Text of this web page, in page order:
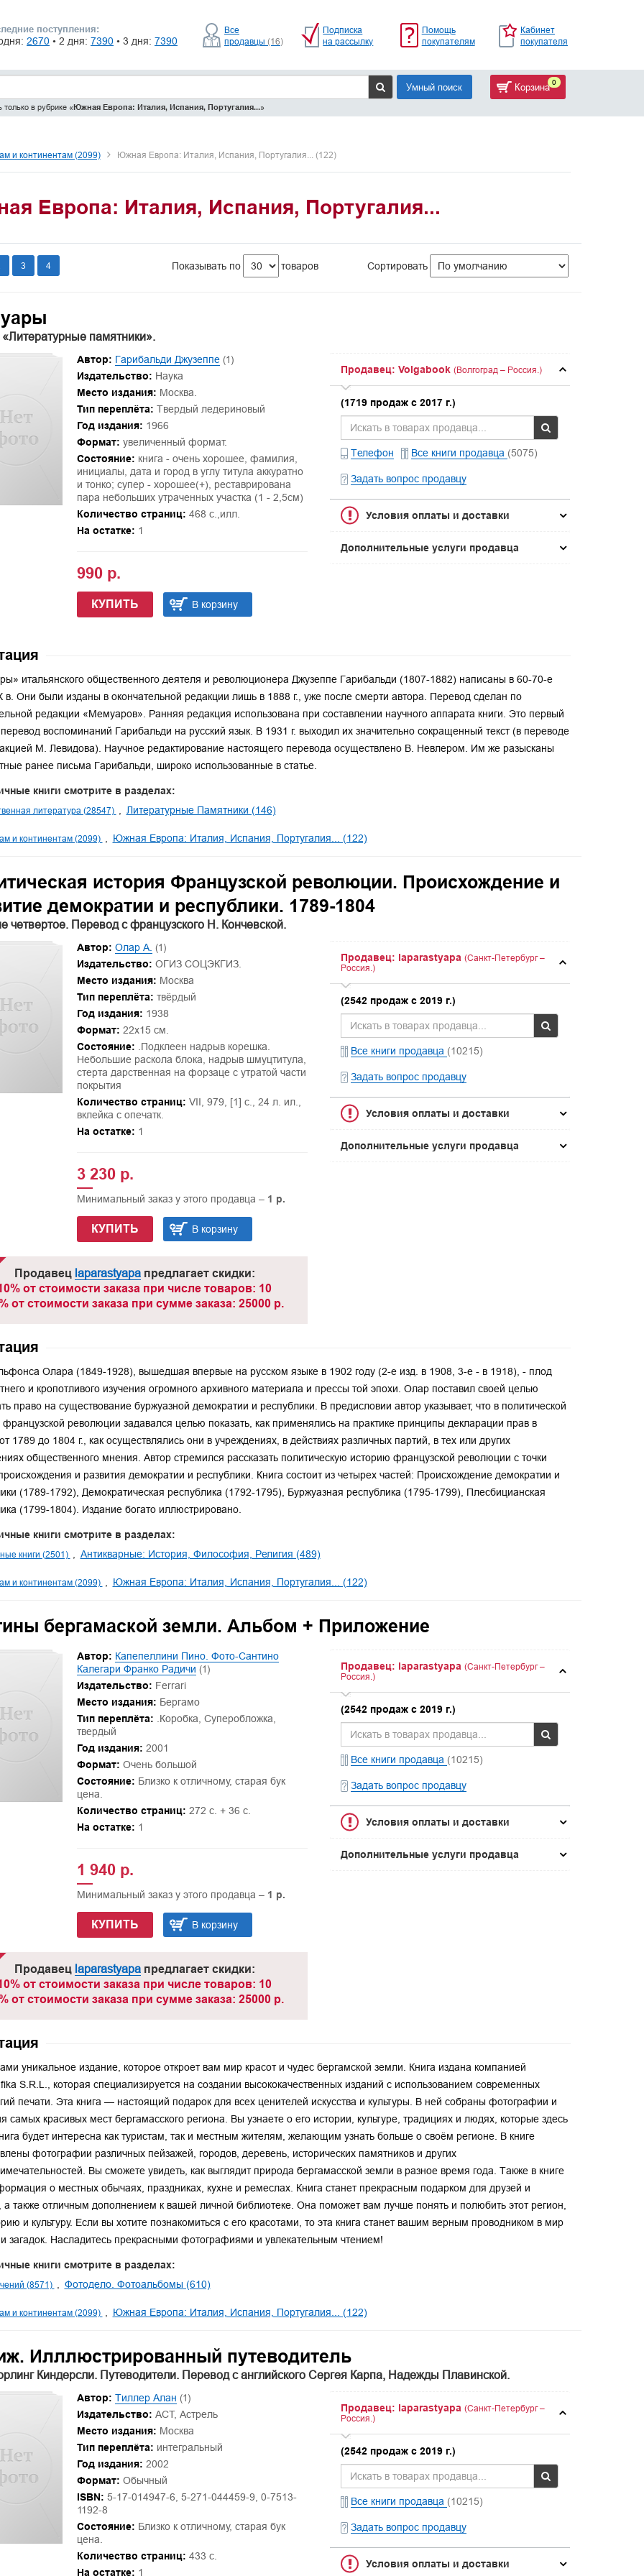
поступления:
2670 • 2 дня: 7390 • 3 дня: 7390
Все
продавцы (16)
Подписка
на рассылку
Помощь
покупателям
Кабинет
покупателя
только в рубрике «Южная Европа: Италия, Испания, Португалия...»
Умный поиск Корзина 0
и континентам (2099) Южная Европа: Италия, Испания, Португалия... (122)
Европа: Италия, Испания, Португалия...
3 4 Показывать по товаров Сортировать
памятники».
Автор: Гарибальди Джузеппе (1)
Издательство: Наука
Место издания: Москва.
Тип переплёта: Твердый ледериновый
Год издания: 1966
Формат: увеличенный формат.
Состояние: книга - очень хорошее, фамилия,
инициалы, дата и город в углу титула аккуратно
и тонко; супер - хорошее(+), реставрирована
пара небольших утраченных участка (1 - 2,5см)
Количество страниц: 468 с.,илл.
На остатке: 1
990 р.
КУПИТЬ В корзину
Продавец: Volgabook (Волгоград – Россия.)
(1719 продаж с 2017 г.)
Телефон Все книги продавца (5075)
Задать вопрос продавцу
Условия оплаты и доставки
Дополнительные услуги продавца
итальянского общественного деятеля и революционера Джузеппе Гарибальди (1807-1882) написаны в 60-70-е
в. Они были изданы в окончательной редакции лишь в 1888 г., уже после смерти автора. Перевод сделан по
редакции «Мемуаров». Ранняя редакция использована при составлении научного аппарата книги. Это первый
воспоминаний Гарибальди на русский язык. В 1931 г. выходил их значительно сокращенный текст (в переводе
М. Левидова). Научное редактирование настоящего перевода осуществлено В. Невлером. Им же разысканы
ранее письма Гарибальди, широко использованные в статье.
книги смотрите в разделах:
литература (28547) Литературные Памятники (146)
и континентам (2099) Южная Европа: Италия, Испания, Португалия... (122)
история Французской революции. Происхождение и
демократии и республики. 1789-1804
четвертое. Перевод с французского Н. Кончевской.
Автор: Олар А. (1)
Издательство: ОГИЗ СОЦЭКГИЗ.
Место издания: Москва
Тип переплёта: твёрдый
Год издания: 1938
Формат: 22х15 см.
Состояние: .Подклеен надрыв корешка.
Небольшие раскола блока, надрыв шмуцтитула,
стерта дарственная на форзаце с утратой части
покрытия
Количество страниц: VII, 979, [1] с., 24 л. ил.,
вклейка с опечатк.
На остатке: 1
3 230 р.
Минимальный заказ у этого продавца – 1 р.
КУПИТЬ В корзину
Продавец laparastyapaпредлагает скидки:
от стоимости заказа при числе товаров: 10
от стоимости заказа при сумме заказа: 25000 р.
Продавец: laparastyapa (Санкт-Петербург –
Россия.)
(2542 продаж с 2019 г.)
Все книги продавца (10215)
Задать вопрос продавцу
Условия оплаты и доставки
Дополнительные услуги продавца
Олара (1849-1928), вышедшая впервые на русском языке в 1902 году (2-е изд. в 1908, 3-е - в 1918), - плод
и кропотливого изучения огромного архивного материала и прессы той эпохи. Олар поставил своей целью
право на существование буржуазной демократии и республики. В предисловии автор указывает, что в политической
французской революции задавался целью показать, как применялись на практике принципы декларации прав в
1789 до 1804 г., как осуществлялись они в учреждениях, в действиях различных партий, в тех или других
общественного мнения. Автор стремился рассказать политическую историю французской революции с точки
и развития демократии и республики. Книга состоит из четырех частей: Происхождение демократии и
(1789-1792), Демократическая республика (1792-1795), Буржуазная республика (1795-1799), Плесбицианская
(1799-1804). Издание богато иллюстрировано.
книги смотрите в разделах:
книги (2501) Антикварные: История, Философия, Религия (489)
и континентам (2099) Южная Европа: Италия, Испания, Португалия... (122)
бергамаской земли. Альбом + Приложение
Автор: Капепеллини Пино. Фото-Сантино
Калегари Франко Радичи (1)
Издательство: Ferrari
Место издания: Бергамо
Тип переплёта: .Коробка, Суперобложка,
твердый
Год издания: 2001
Формат: Очень большой
Состояние: Близко к отличному, старая бук
цена.
Количество страниц: 272 с. + 36 с.
На остатке: 1
1 940 р.
Минимальный заказ у этого продавца – 1 р.
КУПИТЬ В корзину
Продавец laparastyapaпредлагает скидки:
от стоимости заказа при числе товаров: 10
от стоимости заказа при сумме заказа: 25000 р.
Продавец: laparastyapa (Санкт-Петербург –
Россия.)
(2542 продаж с 2019 г.)
Все книги продавца (10215)
Задать вопрос продавцу
Условия оплаты и доставки
Дополнительные услуги продавца
уникальное издание, которое откроет вам мир красот и чудес бергамской земли. Книга издана компанией
S.R.L., которая специализируется на создании высококачественных изданий с использованием современных
печати. Эта книга — настоящий подарок для всех ценителей искусства и культуры. В ней собраны фотографии и
самых красивых мест бергамасского региона. Вы узнаете о его истории, культуре, традициях и людях, которые здесь
будет интересна как туристам, так и местным жителям, желающим узнать больше о своём регионе. В книге
фотографии различных пейзажей, городов, деревень, исторических памятников и других
Вы сможете увидеть, как выглядит природа бергамасской земли в разное время года. Также в книге
о местных обычаях, праздниках, кухне и ремеслах. Книга станет прекрасным подарком для друзей и
а также отличным дополнением к вашей личной библиотеке. Она поможет вам лучше понять и полюбить этот регион,
и культуру. Если вы хотите познакомиться с его красотами, то эта книга станет вашим верным проводником в мир
загадок. Насладитесь прекрасными фотографиями и увлекательным чтением!
книги смотрите в разделах:
(8571) Фотодело. Фотоальбомы (610)
и континентам (2099) Южная Европа: Италия, Испания, Португалия... (122)
Илллюстрированный путеводитель
Киндерсли. Путеводители. Перевод с английского Сергея Карпа, Надежды Плавинской.
Автор: Тиллер Алан (1)
Издательство: АСТ, Астрель
Место издания: Москва
Тип переплёта: интегральный
Год издания: 2002
Формат: Обычный
ISBN: 5-17-014947-6, 5-271-044459-9, 0-7513-
1192-8
Состояние: Близко к отличному, старая бук
цена.
Количество страниц: 433 с.
На остатке: 1
Продавец: laparastyapa (Санкт-Петербург –
Россия.)
(2542 продаж с 2019 г.)
Все книги продавца (10215)
Задать вопрос продавцу
Условия оплаты и доставки